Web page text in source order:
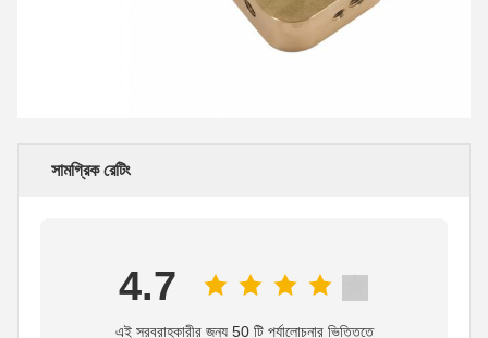
সামগ্রিক রেটিং
4.7
এই সরবরাহকারীর জন্য 50 টি পর্যালোচনার ভিত্তিতে